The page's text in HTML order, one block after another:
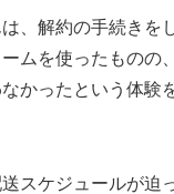
、解約の手続きを
ムを使ったものの
かったという体験
スケジュールが迫